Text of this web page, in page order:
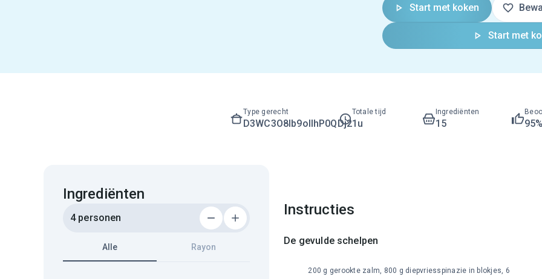
Start met koken
Start met
Type gerecht
D3WC3O8lb9ollhP0QDj2
Totale tijd
1u
Ingrediënten
15
Ingrediënten
4 personen
Alle Rayon
Instructies
De gevulde schelpen
200 g gerookte zalm, 800 g diepvriesspinazie in blokjes, 6